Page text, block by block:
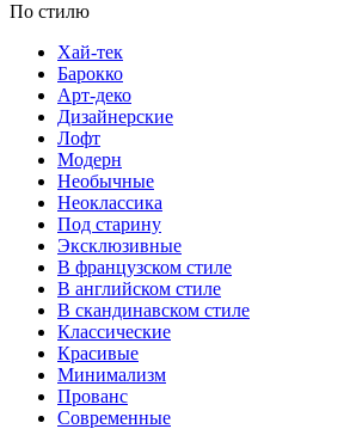
По стилю
Хай-тек
Барокко
Арт-деко
Дизайнерские
Лофт
Модерн
Необычные
Неоклассика
Под старину
Эксклюзивные
В французском стиле
В английском стиле
В скандинавском стиле
Классические
Красивые
Минимализм
Прованс
Современные